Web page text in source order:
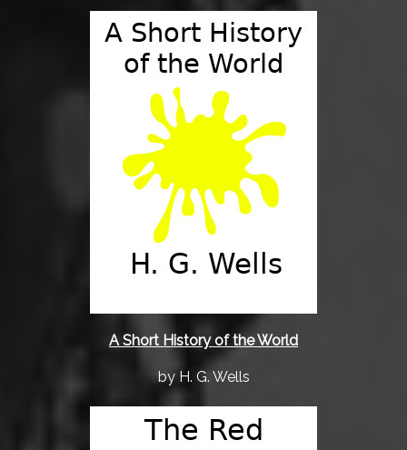
A Short History of the World
by H. G. Wells